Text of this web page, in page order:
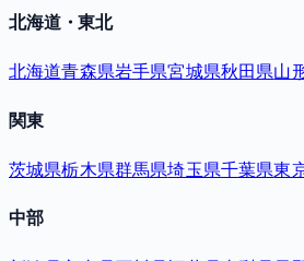
北海道・東北
北海道青森県岩手県宮城県秋田県山
関東
茨城県栃木県群馬県埼玉県千葉県東
中部